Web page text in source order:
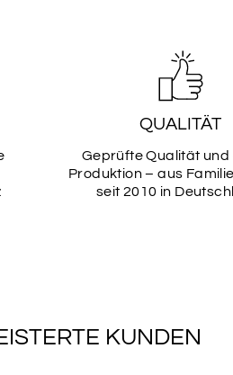
3
QUALITÄT
Geprüfte Qualität und
Produktion – aus
seit 2010 in
KUNDEN